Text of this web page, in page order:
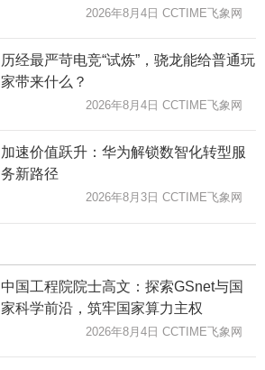
2026年8月4日 CCTIME飞象网
历经最严苛电竞“试炼”，骁龙能给普通玩
家带来什么？
2026年8月4日 CCTIME飞象网
加速价值跃升：华为解锁数智化转型服
务新路径
2026年8月3日 CCTIME飞象网
中国工程院院士高文：探索GSnet与国
家科学前沿，筑牢国家算力主权
2026年8月4日 CCTIME飞象网